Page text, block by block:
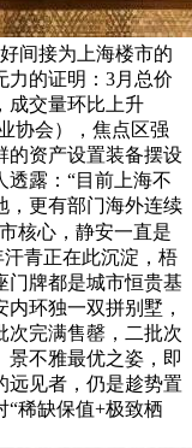
间接为上海楼市的
力的证明：3月总价
成交量环比上升
协会），焦点区强
的资产设置装备摆设
透露：“目前上海不
，更有部门海外连续
核心，静安一直是
汗青正在此沉淀，梧
门牌都是城市恒贵基
环独一双拼别墅，
次完满售罄，二批次
景不雅最优之姿，即
远见者，仍是趁势置
“稀缺保值+极致栖